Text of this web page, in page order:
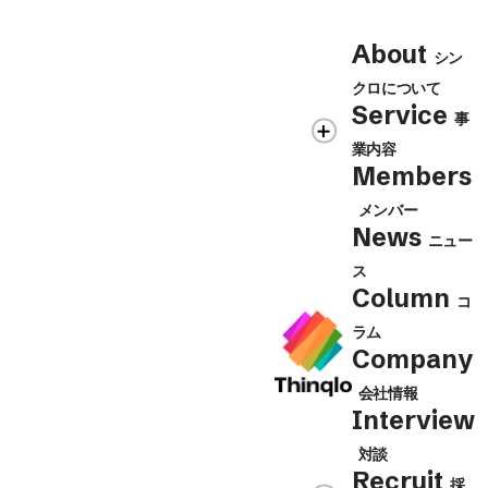
About シン
クロについて
Service 事
業内容
Members
メンバー
News ニュー
ス
Column コ
ラム
Company
会社情報
Interview
対談
Recruit